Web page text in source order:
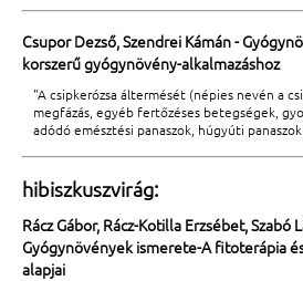
Csupor Dezső, Szendrei Kámán -
korszerű gyógynövény-alkalmazáshoz
"A csipkerózsa áltermését (népies nevén a
megfázás, egyéb fertőzéses betegségek,
adódó emésztési panaszok, húgyúti
hibiszkuszvirág:
Rácz Gábor, Rácz-Kotilla Erzsébet, Szabó
Gyógynövények ismerete-A fitoterápia
alapjai